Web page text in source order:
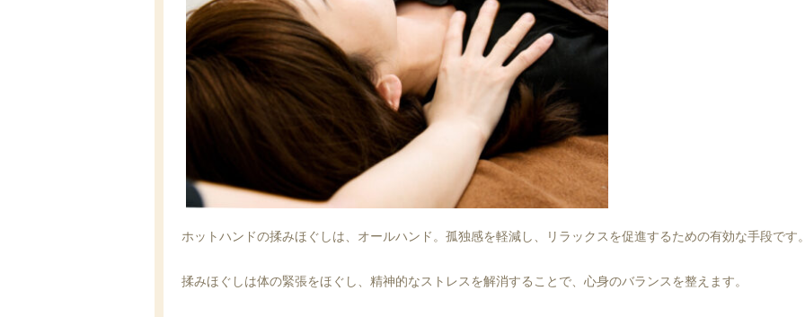
ホットハンドの揉みほぐしは、オールハンド。孤独感を軽減し、リラックスを促進するための有効な手段です
揉みほぐしは体の緊張をほぐし、精神的なストレスを解消することで、心身のバランスを整えます。